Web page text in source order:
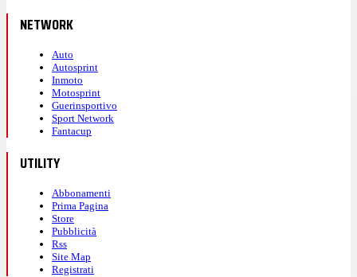
NETWORK
Auto
Autosprint
Inmoto
Motosprint
Guerinsportivo
Sport Network
Fantacup
UTILITY
Abbonamenti
Prima Pagina
Store
Pubblicità
Rss
Site Map
Registrati